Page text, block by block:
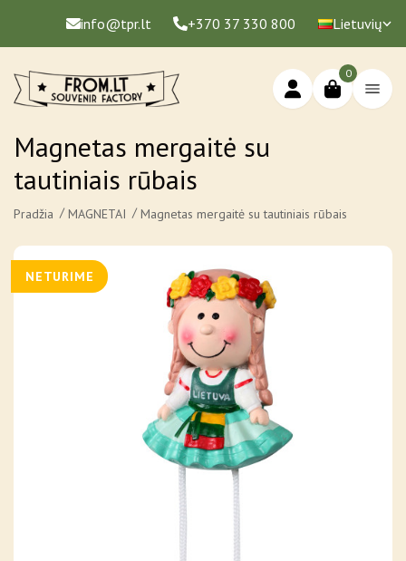
info@tpr.lt +370 37 330 800 Lietuvių
0
Magnetas mergaitė su
tautiniais rūbais
Pradžia MAGNETAI Magnetas mergaitė su tautiniais rūbais
NETURIME